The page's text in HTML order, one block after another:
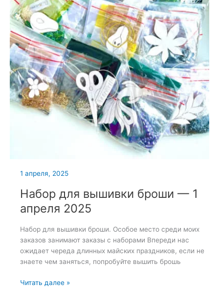
1 апреля, 2025
Набор для вышивки броши — 1
апреля 2025
Набор для вышивки броши. Особое место среди моих
заказов занимают заказы с наборами Впереди нас
ожидает череда длинных майских праздников, если не
знаете чем заняться, попробуйте вышить брошь
Набор
Читать далее »